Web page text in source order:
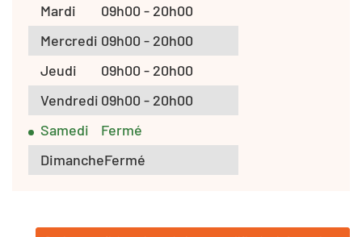
Mardi
09h00 - 20h00
Mercredi 09h00 - 20h00
Jeudi
09h00 - 20h00
Vendredi 09h00 - 20h00
Samedi
Fermé
DimancheFermé